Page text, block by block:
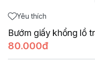
Yêu thích
Bướm giấy khổng lồ
80.000đ